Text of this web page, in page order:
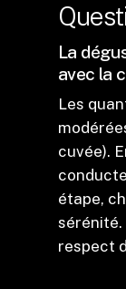
La
avec la
Les
cuvée).
étape,
sérénité.
respect